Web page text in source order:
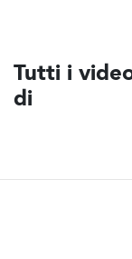
Tutti i
di